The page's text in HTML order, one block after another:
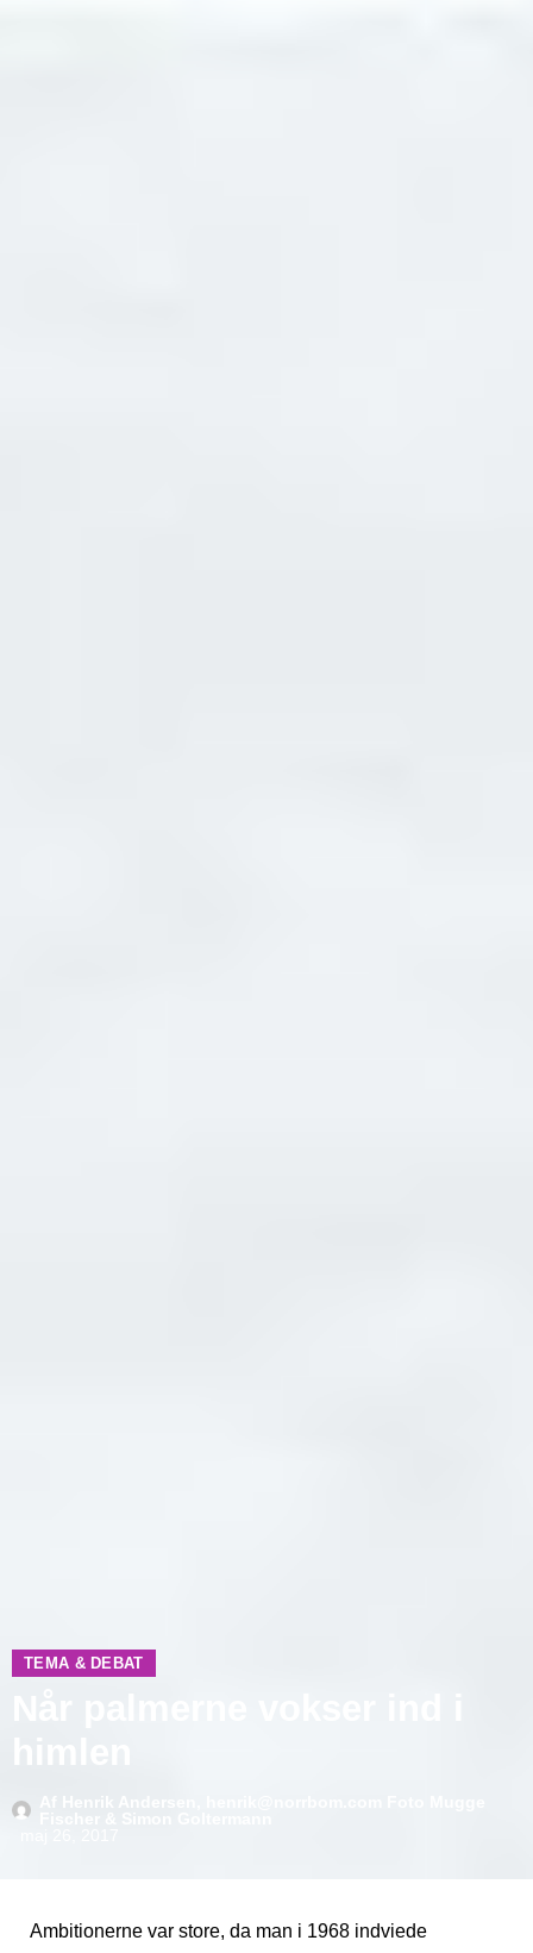
TEMA & DEBAT
Ambitionerne var store, da man i 1968 indviede